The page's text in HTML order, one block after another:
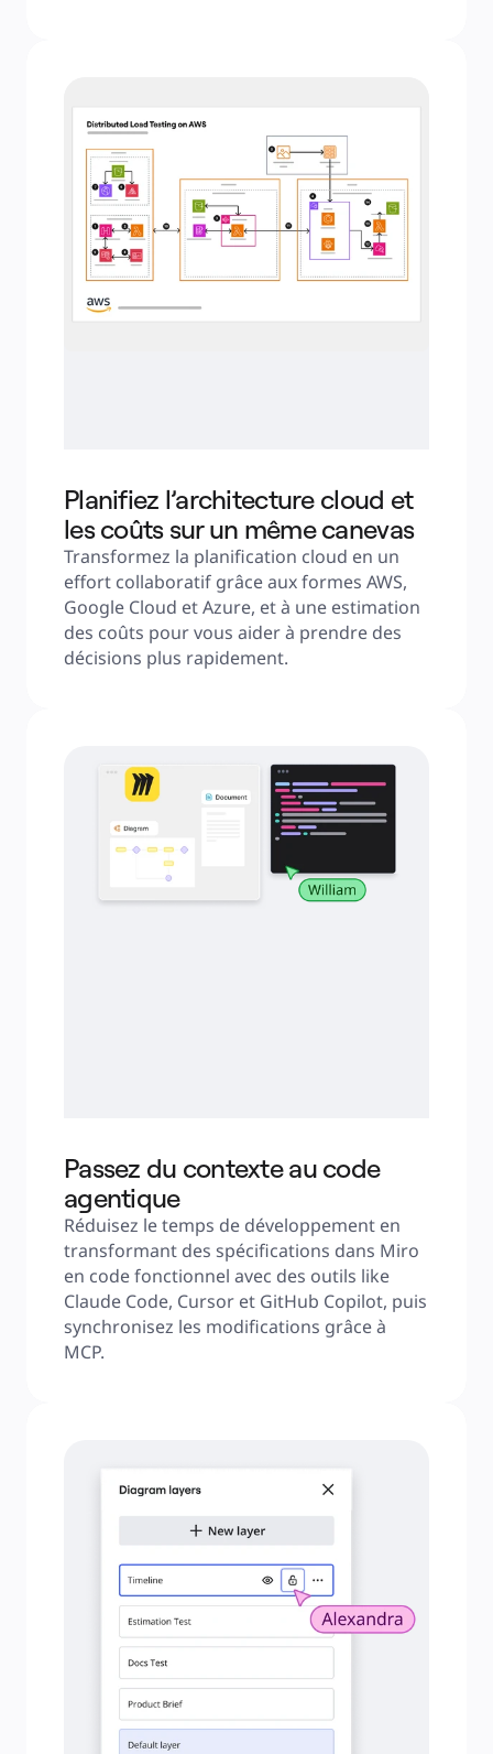
Planifiez l’architecture cloud et
les coûts sur un même canevas
Transformez la planification cloud en un
effort collaboratif grâce aux formes AWS,
Google Cloud et Azure, et à une estimation
des coûts pour vous aider à prendre des
décisions plus rapidement.
Passez du contexte au code
agentique
Réduisez le temps de développement en
transformant des spécifications dans Miro
en code fonctionnel avec des outils like
Claude Code, Cursor et GitHub Copilot, puis
synchronisez les modifications grâce à
MCP.